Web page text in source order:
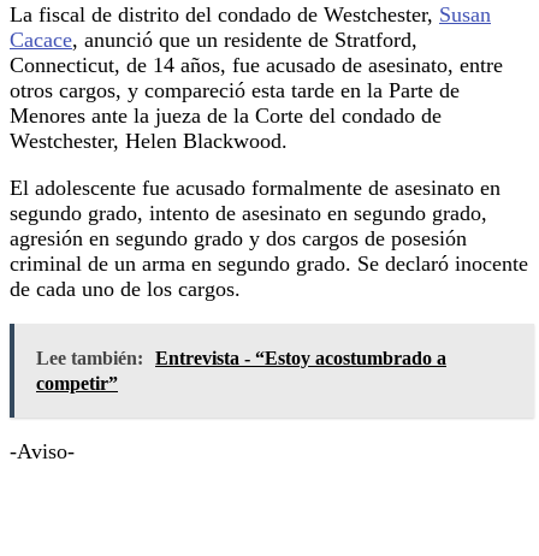
La fiscal de distrito del condado de Westchester, Susan
Cacace, anunció que un residente de Stratford,
Connecticut, de 14 años, fue acusado de asesinato, entre
otros cargos, y compareció esta tarde en la Parte de
Menores ante la jueza de la Corte del condado de
Westchester, Helen Blackwood.
El adolescente fue acusado formalmente de asesinato en
segundo grado, intento de asesinato en segundo grado,
agresión en segundo grado y dos cargos de posesión
criminal de un arma en segundo grado. Se declaró inocente
de cada uno de los cargos.
Lee también:
Entrevista - “Estoy acostumbrado a
competir”
-Aviso-